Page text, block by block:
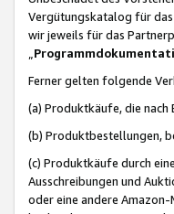
Vergütungskatalog für
wir jeweils für das
Ferner gelten folgende
(a) Produktkäufe, die nach
(b) Produktbestellungen,
(c) Produktkäufe durch
Ausschreibungen und
oder eine andere